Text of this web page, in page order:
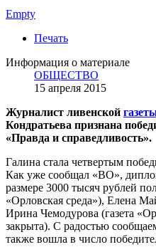
Empty
Печать
Информация о материале
ОБЩЕСТВО
15 апреля 2015
Журналист ливенской
Кондратьева признана
«Правда и справедливость».
Галина стала четвертым
Как уже сообщал «ВО»,
размере 3000 тысяч рублей
«Орловская среда»), Елена
Ирина Чемодурова (газета
закрыта). С радостью
также вошла в число